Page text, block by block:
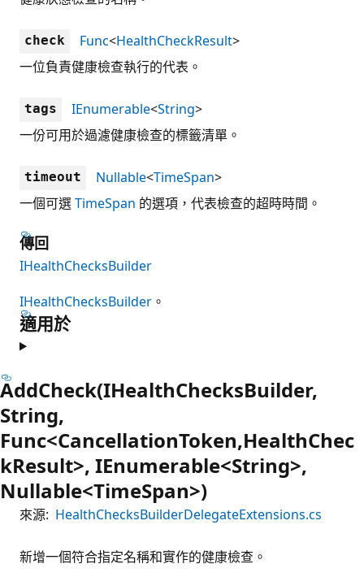
check Func<HealthCheckResult>
一位負責健康檢查執行的代表。
tags IEnumerable<String>
一份可用於過濾健康檢查的標籤清單。
timeout Nullable<TimeSpan>
一個可選TimeSpan 的選項，代表檢查的超時時間。
傳回
IHealthChecksBuilder
IHealthChecksBuilder 。
適用於
AddCheck(IHealthChecksBuilder,
String,
Func<CancellationToken,HealthChec
kResult>, IEnumerable<String>,
Nullable<TimeSpan>)
來源: HealthChecksBuilderDelegateExtensions.cs
新增一個符合指定名稱和實作的健康檢查。